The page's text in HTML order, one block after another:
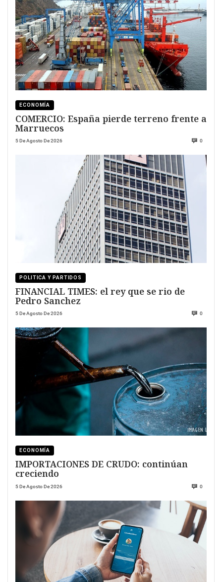
ECONOMÍA
COMERCIO: España pierde terreno frente a
Marruecos
5 De Agosto De 2026 0
POLITICA Y PARTIDOS
FINANCIAL TIMES: el rey que se rio de
Pedro Sanchez
5 De Agosto De 2026 0
ECONOMÍA
IMPORTACIONES DE CRUDO: continúan
creciendo
5 De Agosto De 2026 0